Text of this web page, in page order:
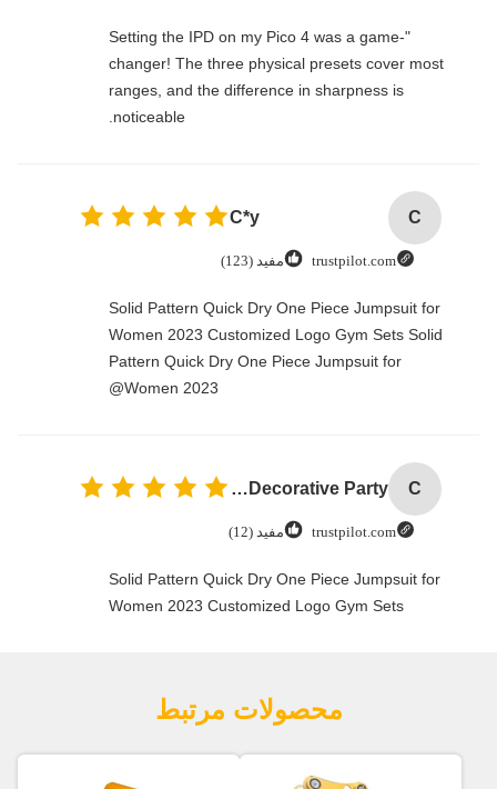
"Setting the IPD on my Pico 4 was a game-
changer! The three physical presets cover most
ranges, and the difference in sharpness is
noticeable.
C
C*y
trustpilot.com مفید (123)
Solid Pattern Quick Dry One Piece Jumpsuit for
Women 2023 Customized Logo Gym Sets Solid
Pattern Quick Dry One Piece Jumpsuit for
Women 2023@
C
Custom Creative Goodie Christmas Kraft Paper Gift Bag with Your Own Logo for Xmas Decorative Party
trustpilot.com مفید (12)
Solid Pattern Quick Dry One Piece Jumpsuit for
Women 2023 Customized Logo Gym Sets
محصولات مرتبط